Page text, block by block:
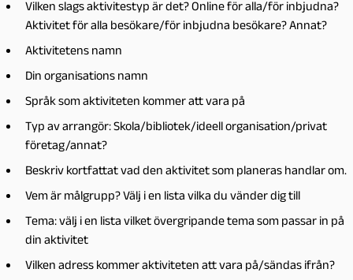
Vilken slags aktivitestyp är det? Online för alla/för inbjudna?
Aktivitet för alla besökare/för inbjudna besökare? Annat?
Aktivitetens namn
Din organisations namn
Språk som aktiviteten kommer att vara på
Typ av arrangör: Skola/bibliotek/ideell organisation/privat
företag/annat?
Beskriv kortfattat vad den aktivitet som planeras handlar om.
Vem är målgrupp? Välj i en lista vilka du vänder dig till
Tema: välj i en lista vilket övergripande tema som passar in på
din aktivitet
Vilken adress kommer aktiviteten att vara på/sändas ifrån?